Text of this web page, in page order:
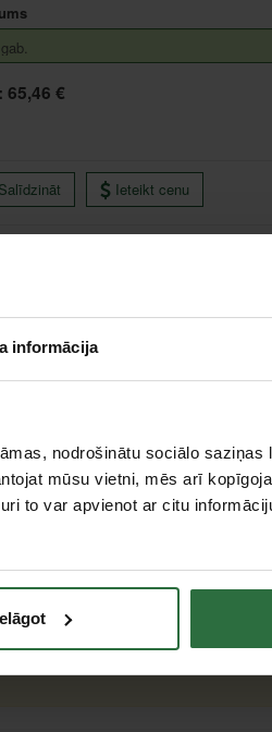
informācija
nodrošinātu sociālo saziņas
mūsu vietni, mēs arī
to var apvienot ar citu
65,46 €
Salīdzināt Ieteikt cenu
(uzzināt vairāk šeit, )